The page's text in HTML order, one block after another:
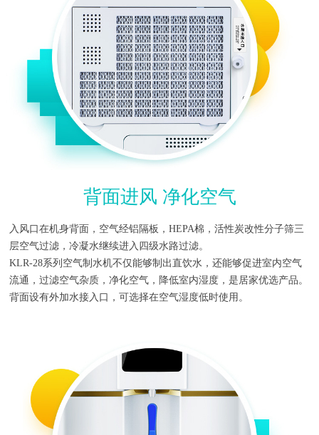
背面进风 净化空气
入风口在机身背面，空气经铝隔板，HEPA棉，活性炭改性分子筛三
层空气过滤，冷凝水继续进入四级水路过滤。
KLR-28系列空气制水机不仅能够制出直饮水，还能够促进室内空气
流通，过滤空气杂质，净化空气，降低室内湿度，是居家优选产品。
背面设有外加水接入口，可选择在空气湿度低时使用。